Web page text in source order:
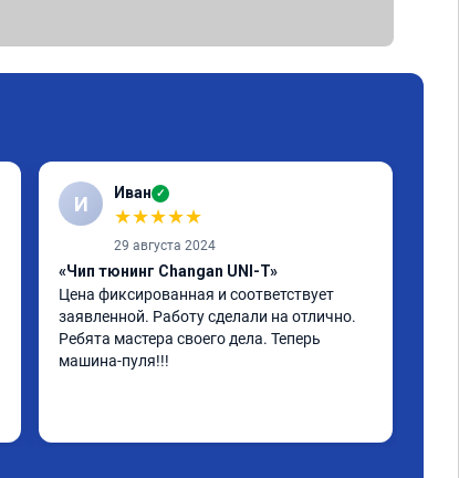
И Иван ✓
★★★★★
29 августа 2024
«Чип тюнинг Changan UNI-T»
Цена фиксированная и соответствует
заявленной. Работу сделали на отлично.
Ребята мастера своего дела. Теперь
машина-пуля!!!